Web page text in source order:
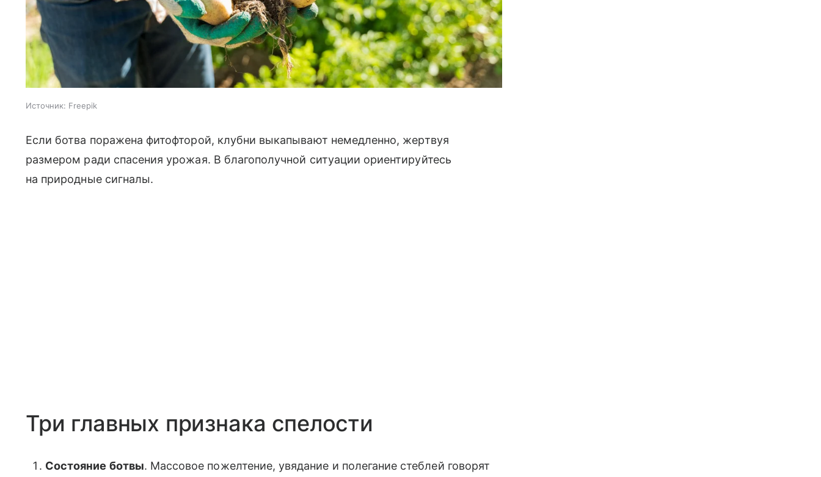
Источник: Freepik
Если ботва поражена фитофторой, клубни выкапывают немедленно, жертвуя
размером ради спасения урожая. В благополучной ситуации ориентируйтесь
на природные сигналы.
Три главных признака спелости
Состояние ботвы. Массовое пожелтение, увядание и полегание стеблей говорят